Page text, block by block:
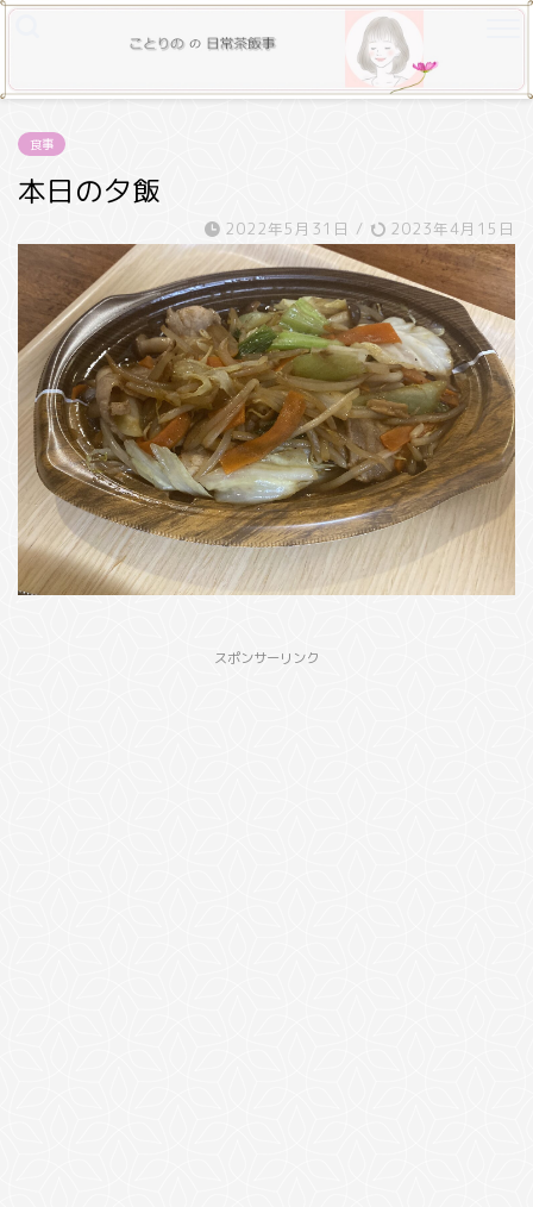
食事
本日の夕飯
2022年5月31日 / 2023年4月15日
スポンサーリンク